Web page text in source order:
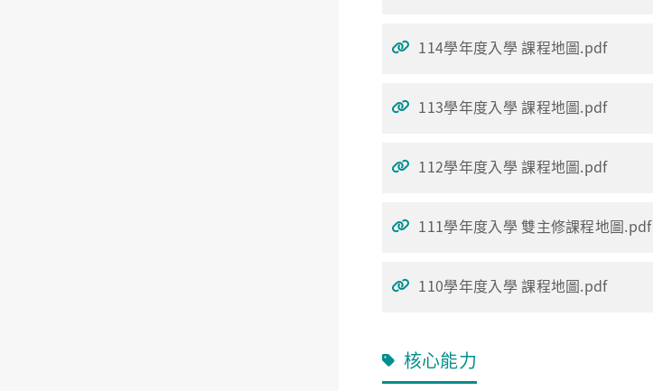
114學年度入學 課程地圖.pdf
113學年度入學 課程地圖.pdf
112學年度入學 課程地圖.pdf
111學年度入學 雙主修課程地圖.pdf
110學年度入學 課程地圖.pdf
核心能力